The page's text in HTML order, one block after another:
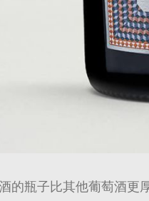
的瓶子比其他葡萄酒更